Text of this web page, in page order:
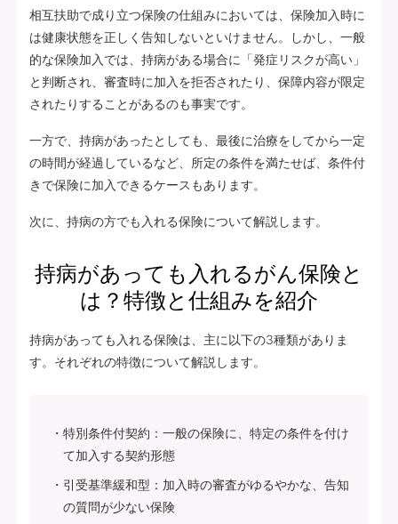
相互扶助で成り立つ保険の仕組みにおいては、保険加入時に
は健康状態を正しく告知しないといけません。しかし、一般
的な保険加入では、持病がある場合に「発症リスクが高い」
と判断され、審査時に加入を拒否されたり、保障内容が限定
されたりすることがあるのも事実です。
一方で、持病があったとしても、最後に治療をしてから一定
の時間が経過しているなど、所定の条件を満たせば、条件付
きで保険に加入できるケースもあります。
次に、持病の方でも入れる保険について解説します。
持病があっても入れるがん保険と
は？特徴と仕組みを紹介
持病があっても入れる保険は、主に以下の3種類がありま
す。それぞれの特徴について解説します。
特別条件付契約：一般の保険に、特定の条件を付け
て加入する契約形態
引受基準緩和型：加入時の審査がゆるやかな、告知
の質問が少ない保険